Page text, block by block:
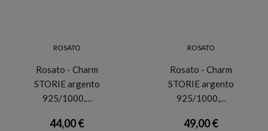
ROSATO
Rosato - Charm
STORIE argento
925/1000,…
44,00 €
ROSATO
Rosato - Charm
STORIE argento
925/1000,…
49,00 €